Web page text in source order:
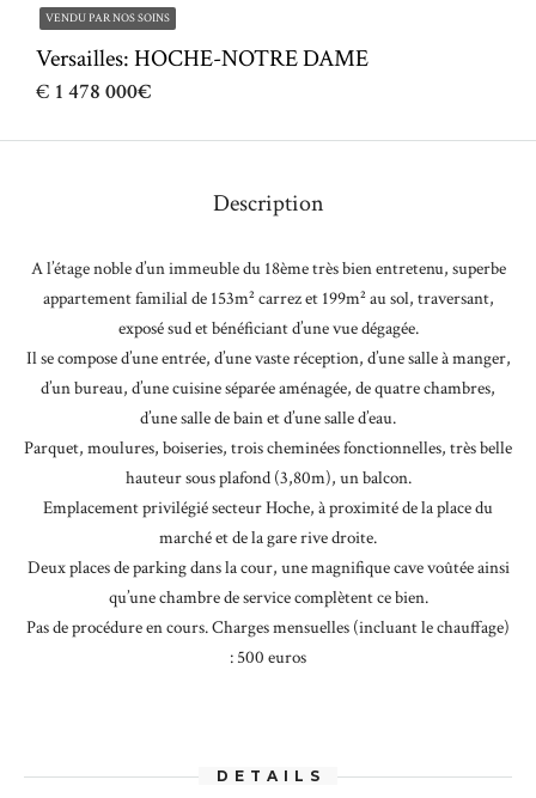
VENDU PAR NOS SOINS
Versailles: HOCHE-NOTRE DAME
€ 1 478 000€
Description
A l’étage noble d’un immeuble du 18ème très bien entretenu, superbe
appartement familial de 153m² carrez et 199m² au sol, traversant,
exposé sud et bénéficiant d’une vue dégagée.
Il se compose d’une entrée, d’une vaste réception, d’une salle à manger,
d’un bureau, d’une cuisine séparée aménagée, de quatre chambres,
d’une salle de bain et d’une salle d’eau.
Parquet, moulures, boiseries, trois cheminées fonctionnelles, très belle
hauteur sous plafond (3,80m), un balcon.
Emplacement privilégié secteur Hoche, à proximité de la place du
marché et de la gare rive droite.
Deux places de parking dans la cour, une magnifique cave voûtée ainsi
qu’une chambre de service complètent ce bien.
Pas de procédure en cours. Charges mensuelles (incluant le chauffage)
: 500 euros
DETAILS